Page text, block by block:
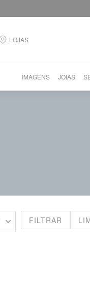
LOJAS
IMAGENS JOIAS
FILTRAR